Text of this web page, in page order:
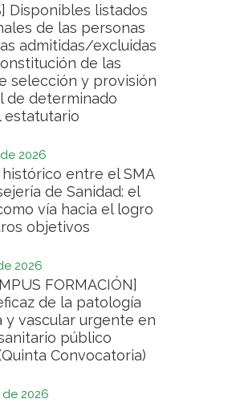
Disponibles listados
de las personas
admitidas/excluidas
de las
selección y provisión
de determinado
estatutario
2026
entre el SMA
de Sanidad: el
vía hacia el logro
objetivos
2026
FORMACIÓN]
de la patología
y vascular urgente en
público
Convocatoria)
2026